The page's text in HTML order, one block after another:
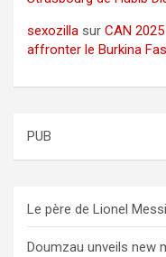
sexozilla sur CAN
affronter le Burkina
PUB
Le père de Lionel
Doumzau unveils new